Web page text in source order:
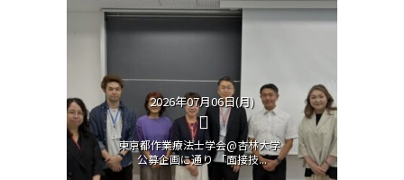
2026年07月06日(月)
東京都作業療法士学会@杏林大学
公募企画に通り 「面接技...